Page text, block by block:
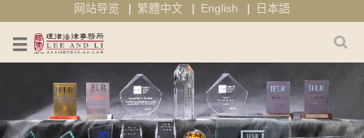
网站导览 繁體中文 English 日本語